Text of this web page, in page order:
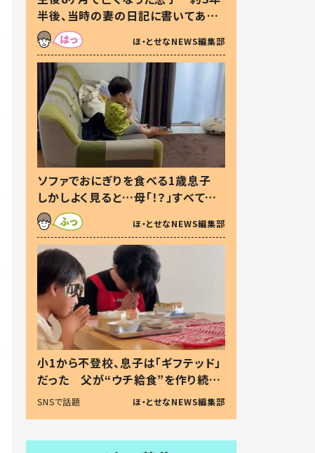
半後、当時の妻の日記に書いてあっ
た本音とは
ほ・とせなNEWS編集部
ソファでおにぎりを食べる1歳息子
しかしよく見ると…母「！？」すべてを
察した母の投稿に「可愛いから許
す！」「現行犯〜」
ほ・とせなNEWS編集部
小1から不登校、息子は「ギフテッド」
だった 父が“ウチ給食”を作り続け
る理由とは #令和の親 #令和の子
SNSで話題 ほ・とせなNEWS編集部